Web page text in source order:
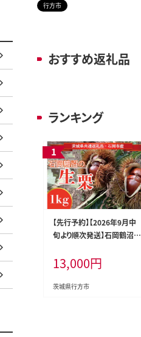
行方市
おすすめ返礼品
ランキング
【先行予約】【2026年9月中
旬より順次発送】石岡鶴沼の
品・石岡市産）｜茨城県 行方
市 栗 生栗 秋 旬 無農薬(ER-
1-1)
13,000円
茨城県行方市